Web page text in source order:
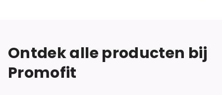
Ontdek alle producten bij
Promofit